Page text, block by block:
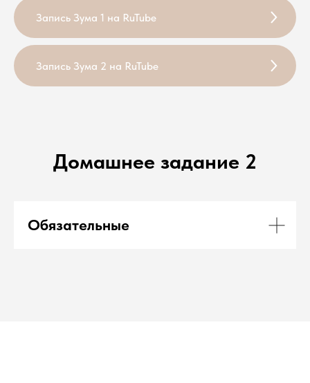
Запись Зума 1 на RuTube
Запись Зума 2 на RuTube
Домашнее задание 2
Обязательные